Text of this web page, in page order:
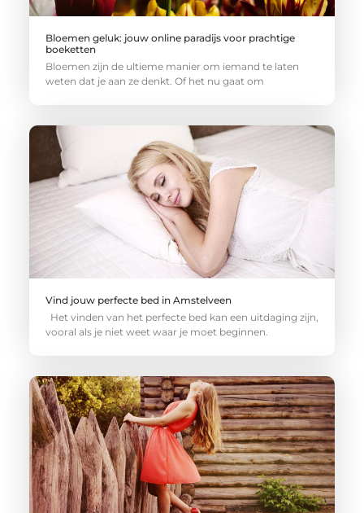
Bloemen geluk: jouw online paradijs voor prachtige
boeketten
Bloemen zijn de ultieme manier om iemand te laten
weten dat je aan ze denkt. Of het nu gaat om
Vind jouw perfecte bed in Amstelveen
Het vinden van het perfecte bed kan een uitdaging zijn,
vooral als je niet weet waar je moet beginnen.